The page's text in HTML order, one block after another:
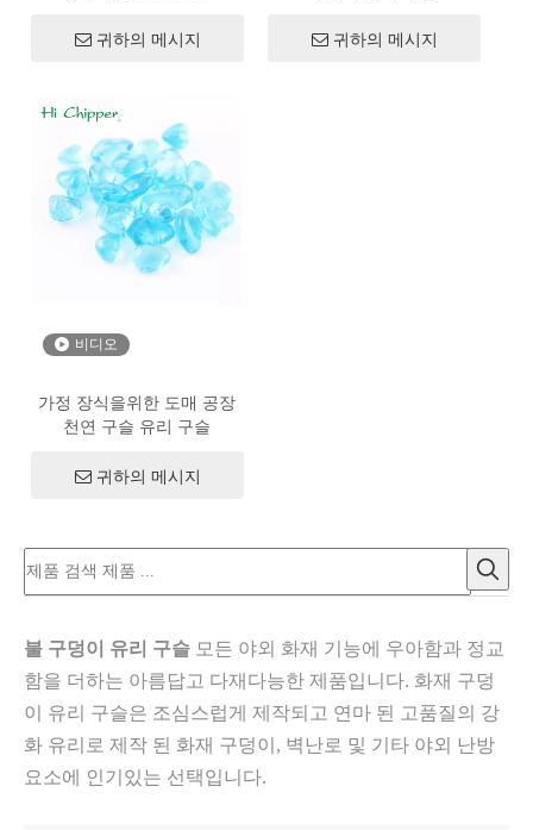
귀하의 메시지 귀하의 메시지
비디오
가정 장식을위한 도매 공장
천연 구슬 유리 구슬
귀하의 메시지
불 구덩이 유리 구슬 모든 야외 화재 기능에 우아함과 정교
함을 더하는 아름답고 다재다능한 제품입니다. 화재 구덩
이 유리 구슬은 조심스럽게 제작되고 연마 된 고품질의 강
화 유리로 제작 된 화재 구덩이, 벽난로 및 기타 야외 난방
요소에 인기있는 선택입니다.